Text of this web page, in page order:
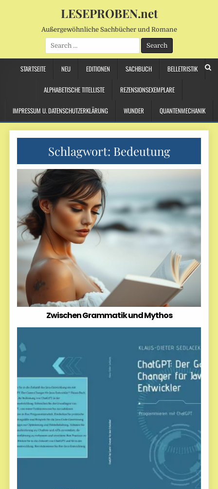
LESEPROBEN.net
Außergewöhnliche Sachbücher und Romane
Search
for:
STARTSEITE NEU EDITIONEN SACHBUCH BELLETRISTIK
ALPHABETISCHE TITELLISTE REZENSIONSEXEMPLARE
IMPRESSUM U. DATENSCHUTZERKLÄRUNG WUNDER QUANTENMECHANIK
Schlagwort: Bedeutung
Zwischen Grammatik und Mythos